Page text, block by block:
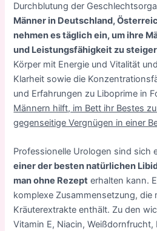
Durchblutung der
Männer in Deutschland,
nehmen es täglich ein, um ihre
und Leistungsfähigkeit zu
Körper mit Energie und Vitalität
Klarheit sowie die
und Erfahrungen zu Liboprime in
Männern hilft, im Bett ihr Bestes
gegenseitige Vergnügen in einer
Professionelle Urologen sind sich
einer der besten natürlichen
man ohne Rezept erhalten kann.
komplexe Zusammensetzung, die
Kräuterextrakte enthält. Zu den
Vitamin E, Niacin, Weißdornfrucht,